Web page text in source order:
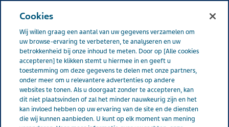
Nederland Nieuws & media latest news Volg ons
Volg ons
Cookies
Wij willen graag een aantal van uw gegevens verzamelen om
uw browse-ervaring te verbeteren, te analyseren en uw
betrokkenheid bij onze inhoud te meten. Door op [Alle cookies
accepteren] te klikken stemt u hiermee in en geeft u
toestemming om deze gegevens te delen met onze partners,
onder meer om u relevantere advertenties op andere
websites te tonen. Als u doorgaat zonder te accepteren, kan
dit niet plaatsvinden of zal het minder nauwkeurig zijn en het
kan invloed hebben op uw ervaring van de site en de diensten
die wij kunnen aanbieden. U kunt op elk moment van mening